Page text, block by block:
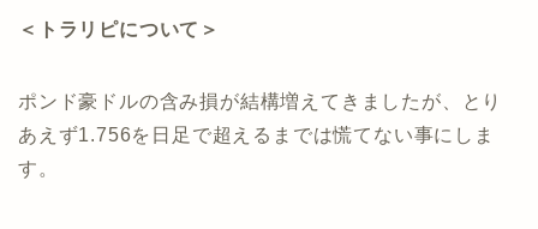
＜トラリピについて＞
ポンド豪ドルの含み損が結構増えてきましたが、とり
あえず1.756を日足で超えるまでは慌てない事にしま
す。